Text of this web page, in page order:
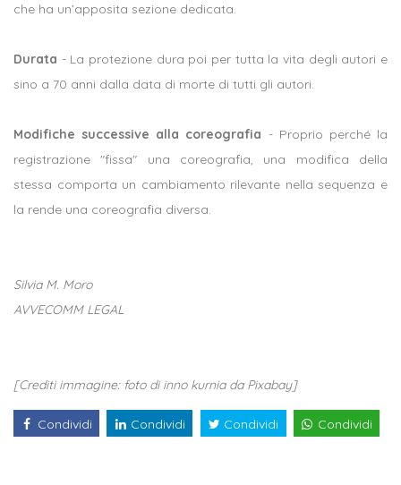
che ha un’apposita sezione dedicata.
Durata - La protezione dura poi per tutta la vita degli autori e
sino a 70 anni dalla data di morte di tutti gli autori.
Modifiche successive alla coreografia - Proprio perché la
registrazione "fissa" una coreografia, una modifica della
stessa comporta un cambiamento rilevante nella sequenza e
la rende una coreografia diversa.
Silvia M. Moro
AVVECOMM LEGAL
[Crediti immagine: foto di inno kurnia da Pixabay]
Condividi Condividi Condividi Condividi